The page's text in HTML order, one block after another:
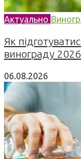
Актуально
Як
винограду
06.08.2026